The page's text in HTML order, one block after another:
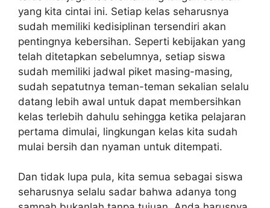
yang kita cintai ini. Setiap kelas seharusnya
sudah memiliki kedisiplinan tersendiri akan
pentingnya kebersihan. Seperti kebijakan yang
telah ditetapkan sebelumnya, setiap siswa
sudah memiliki jadwal piket masing-masing,
sudah sepatutnya teman-teman sekalian selalu
datang lebih awal untuk dapat membersihkan
kelas terlebih dahulu sehingga ketika pelajaran
pertama dimulai, lingkungan kelas kita sudah
mulai bersih dan nyaman untuk ditempati.
Dan tidak lupa pula, kita semua sebagai siswa
seharusnya selalu sadar bahwa adanya tong